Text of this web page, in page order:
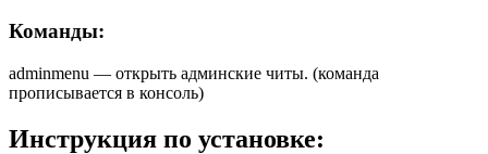
Команды:
adminmenu — открыть админские читы. (команда
прописывается в консоль)
Инструкция по установке: